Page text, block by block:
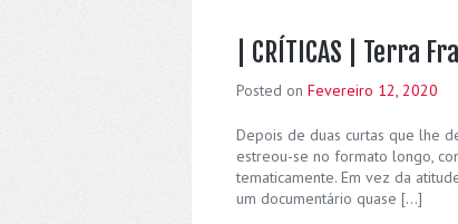
| CRÍTICAS | Terra
Posted on Fevereiro 12, 2020
Depois de duas curtas que lhe
estreou-se no formato longo,
tematicamente. Em vez da
um documentário quase […]